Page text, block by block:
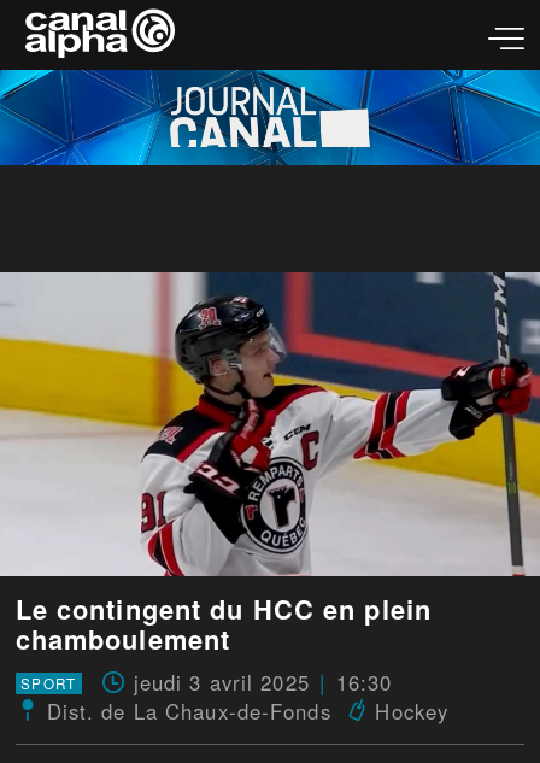
Le contingent du HCC en plein
chamboulement
SPORT jeudi 3 avril 2025
16:30
Dist. de La Chaux-de-Fonds
Hockey